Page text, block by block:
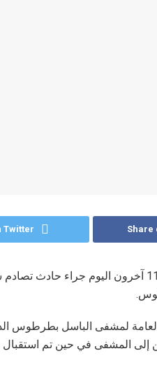
Share
Twitter
توفي شخصان وأصيب 11 آخرون اليوم
العامة لمشفى الباسل بطرطوس
المشفى في حين تم استقبال